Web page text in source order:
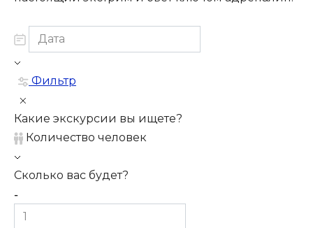
Фильтр
Какие экскурсии вы ищете?
Количество человек
Сколько вас будет?